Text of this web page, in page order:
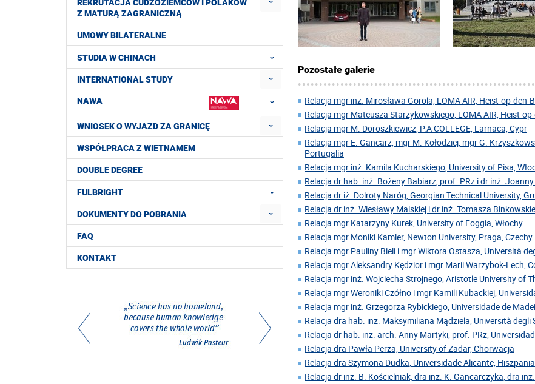
REKRUTACJA CUDZOZIEMCÓW I POLAKÓW
Z MATURĄ ZAGRANICZNĄ
UMOWY BILATERALNE
STUDIA W CHINACH
INTERNATIONAL STUDY
NAWA
WNIOSEK O WYJAZD ZA GRANICĘ
WSPÓŁPRACA Z WIETNAMEM
DOUBLE DEGREE
FULBRIGHT
DOKUMENTY DO POBRANIA
FAQ
KONTAKT
Pozostałe galerie
Relacja mgr inż. Mirosława Gorola, LOMA AIR, Heist-op-den-
Relacja mgr Mateusza Starzykowskiego, LOMA AIR, Heist-
Relacja mgr M. Doroszkiewicz, P.A COLLEGE, Larnaca, Cypr
Relacja mgr E. Gancarz, mgr M. Kołodziej, mgr G.
Portugalia
Relacja mgr inż. Kamila Kucharskiego, University of Pisa,
Relacja dr hab. inż. Bożeny Babiarz, prof. PRz i dr inż.
Relacja dr iż. Dolroty Naróg, Georgian Technical University,
Relacja dr inż. Wiesławy Malskiej i dr inż. Tomasza
Relacja mgr Katarzyny Kurek, University of Foggia, Włochy
Relacja mgr Moniki Kamler, Newton University, Praga, Czechy
Relacja mgr Pauliny Bieli i mgr Wiktora Ostasza, Università
Relacja mgr Aleksandry Kędzior i mgr Marii Warzybok-Lech,
Relacja mgr inż. Wojciecha Strojnego, Aristotle University of
Relacja mgr Weroniki Czółno i mgr Kamili Kubackiej,
Relacja mgr inż. Grzegorza Rybickiego, Universidade de
Relacja dra hab. inż. Maksymiliana Mądziela, Università degli
Relacja dr hab. inż. arch. Anny Martyki, prof. PRz,
Relacja dra Pawła Perza, University of Zadar, Chorwacja
Relacja dra Szymona Dudka, Universidade Alicante, Hiszpania
Relacja dr inż. B. Kościelniak, dra inż. K. Gancarczyka, dra